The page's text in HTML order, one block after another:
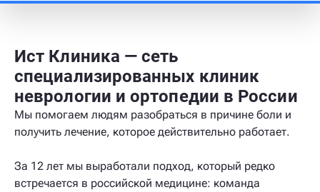
Ист Клиника — сеть
специализированных клиник
неврологии и ортопедии в России
Мы помогаем людям разобраться в причине боли и
получить лечение, которое действительно работает.
За 12 лет мы выработали подход, который редко
встречается в российской медицине: команда